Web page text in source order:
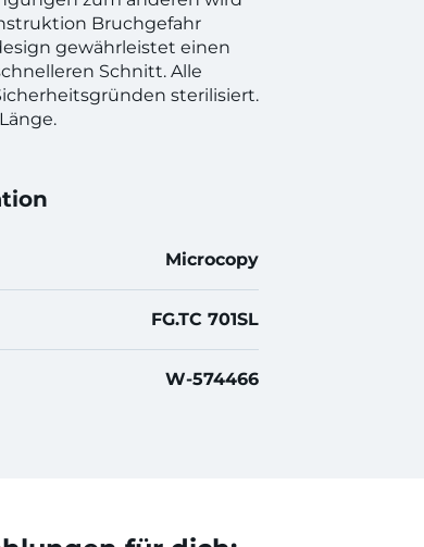
Bruchgefahr
gewährleistet einen
Schnitt. Alle
sterilisiert.
Microcopy
FG.TC 701SL
W-574466